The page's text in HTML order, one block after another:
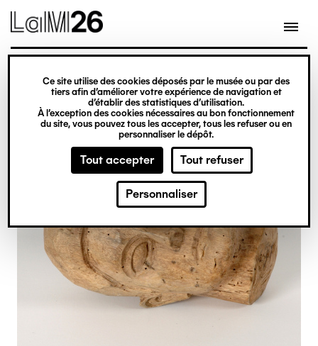
Gestion des cookies
Ce site utilise des cookies déposés par le musée ou par des
tiers afin d’améliorer votre expérience de navigation et
d’établir des statistiques d’utilisation.
À l’exception des cookies nécessaires au bon fonctionnement
du site, vous pouvez tous les accepter, tous les refuser ou en
personnaliser le dépôt.
Tout accepter Tout refuser
Personnaliser
contenu